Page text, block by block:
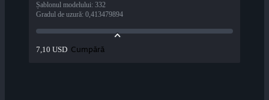
Șablonul modelului: 332
Gradul de uzură: 0,413479894
7,10 USD Cumpără